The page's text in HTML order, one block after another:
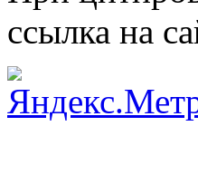
ссылка на